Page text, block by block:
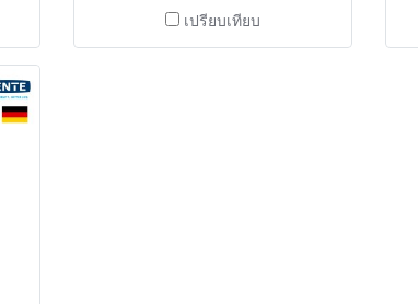
เปรียบเทียบ